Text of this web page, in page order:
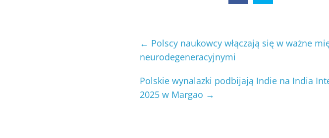
← Polscy naukowcy włączają się w ważne
neurodegeneracyjnymi
Polskie wynalazki podbijają Indie na India
2025 w Margao →